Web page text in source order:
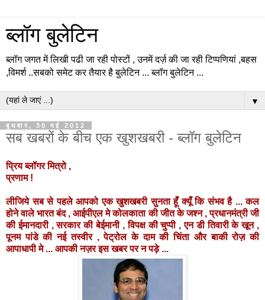
ब्लॉग बुलेटिन
ब्लॉग जगत में लिखी पढी जा रही पोस्टों , उनमें दर्ज़ की जा रही टिप्पणियां ,बहस
,विमर्श ..सबको समेट कर तैयार है बुलेटिन ... ब्लॉग बुलेटिन ...
▼
बुधवार, 30 मई 2012
सब खबरों के बीच एक खुशखबरी - ब्लॉग बुलेटिन
प्रिय ब्लॉगर मित्रो ,
प्रणाम !
लीजिये सब से पहले आपको एक खुशखबरी सुनता हूँ क्यूँ कि संभव है ... कल
होने वाले भारत बंद , आईपीएल मे कोलकाता की जीत के जश्न , प्रधानमंत्री जी
की ईमानदारी , सरकार की बेईमानी , विपक्ष की चुप्पी , एन डी तिवारी के खून ,
पूनम पांडे की नई तस्वीर , पेट्रोल के दाम की चिंता और बाकी रोज़ की
आपाधापी मे ... आपकी नज़र इस खबर पर न पड़े ...